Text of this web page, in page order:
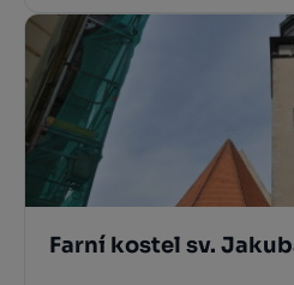
Farní kostel sv.